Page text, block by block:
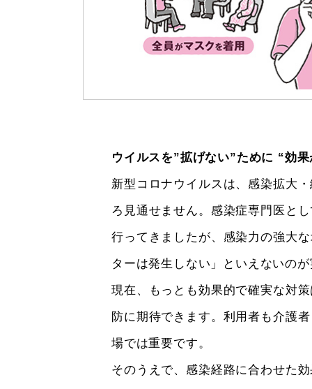
ウイルスを”拡げない”ために “効
新型コロナウイルスは、感染拡大
ろ見通せません。感染症専門医と
行ってきましたが、感染力の強大
ターは発生しない」といえないの
現在、もっとも効果的で確実な対
防に期待できます。利用者も介護
場では重要です。
そのうえで、感染経路に合わせた